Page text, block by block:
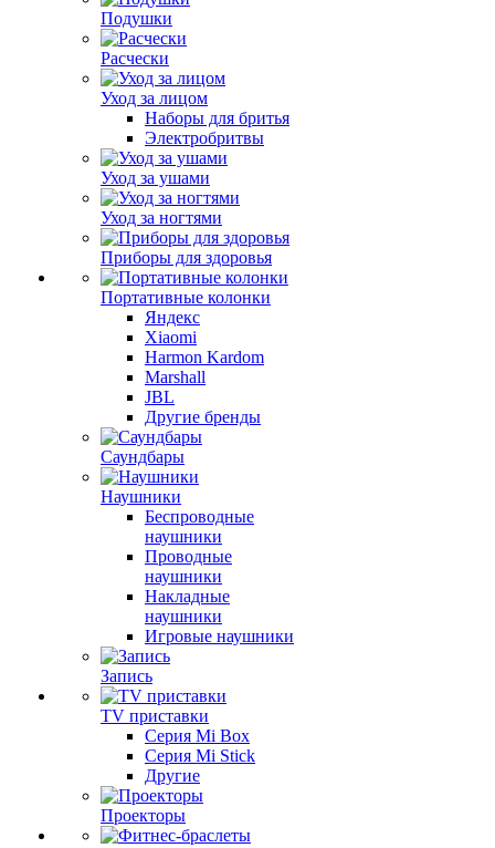
Подушки
Расчески
Уход за лицом
Наборы для бритья
Электробритвы
Уход за ушами
Уход за ногтями
Приборы для здоровья
Портативные колонки
Яндекс
Xiaomi
Harmon Kardom
Marshall
JBL
Другие бренды
Саундбары
Наушники
Беспроводные
наушники
Проводные
наушники
Накладные
наушники
Игровые наушники
Запись
TV приставки
Серия Mi Box
Серия Mi Stick
Другие
Проекторы